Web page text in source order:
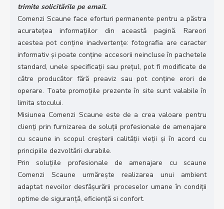
trimite solicitările pe email.
Comenzi Scaune face eforturi permanente pentru a păstra
acuratețea informațiilor din această pagină. Rareori
acestea pot conține inadvertenţe: fotografia are caracter
informativ şi poate conține accesorii neincluse în pachetele
standard, unele specificații sau prețul, pot fi modificate de
către producător fără preaviz sau pot conține erori de
operare. Toate promoțiile prezente în site sunt valabile în
limita stocului.
Misiunea Comenzi Scaune este de a crea valoare pentru
clienţi prin furnizarea de soluții profesionale de amenajare
cu scaune in scopul creșterii calității vieții și în acord cu
principiile dezvoltării durabile.
Prin soluțiile profesionale de amenajare cu scaune
Comenzi Scaune urmărește realizarea unui ambient
adaptat nevoilor desfășurării proceselor umane în condiții
optime de siguranță, eficiență si confort.